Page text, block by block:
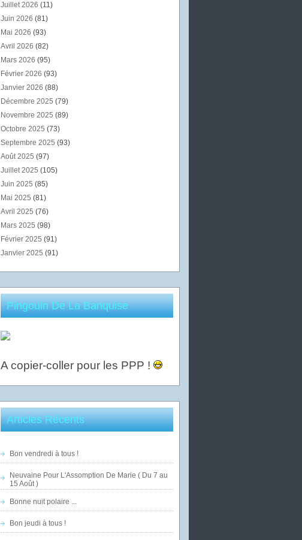
Juillet 2026 (11)
Juin 2026 (81)
Mai 2026 (93)
Avril 2026 (82)
Mars 2026 (95)
Février 2026 (93)
Janvier 2026 (88)
Décembre 2025 (79)
Novembre 2025 (89)
Octobre 2025 (73)
Septembre 2025 (93)
Août 2025 (97)
Juillet 2025 (105)
Juin 2025 (85)
Mai 2025 (81)
Avril 2025 (76)
Mars 2025 (98)
Février 2025 (91)
Janvier 2025 (91)
Pingouin De La Banquise
A copier-coller pour les PPP !
Articles Récents
Bon vendredi à tous !
Neuvaine Pour L'Assomption De Marie ( Du 7 au
15 Août )
Bonne nuit polaire ...
Bon jeudi à tous !